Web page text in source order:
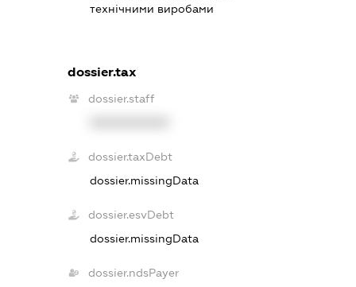
технічними виробами
dossier.tax
dossier.staff
dossier.taxDebt
dossier.missingData
dossier.esvDebt
dossier.missingData
dossier.ndsPayer